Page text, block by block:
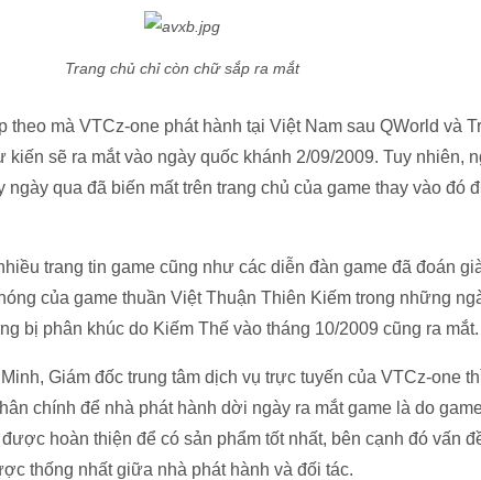
Trang chủ chỉ còn chữ sắp ra mắt
theo mà VTCz-one phát hành tại Việt Nam sau QWorld và
sẽ ra mắt vào ngày quốc khánh 2/09/2009. Tuy nhiên,
ngày qua đã biến mất trên trang chủ của game thay vào đó
trang tin game cũng như các diễn đàn game đã đoán
của game thuần Việt Thuận Thiên Kiếm trong những
bị phân khúc do Kiếm Thế vào tháng 10/2009 cũng ra mắt.
Giám đốc trung tâm dịch vụ trực tuyến của VTCz-one
chính để nhà phát hành dời ngày ra mắt game là do
hoàn thiện để có sản phẩm tốt nhất, bên cạnh đó vấn
thống nhất giữa nhà phát hành và đối tác.